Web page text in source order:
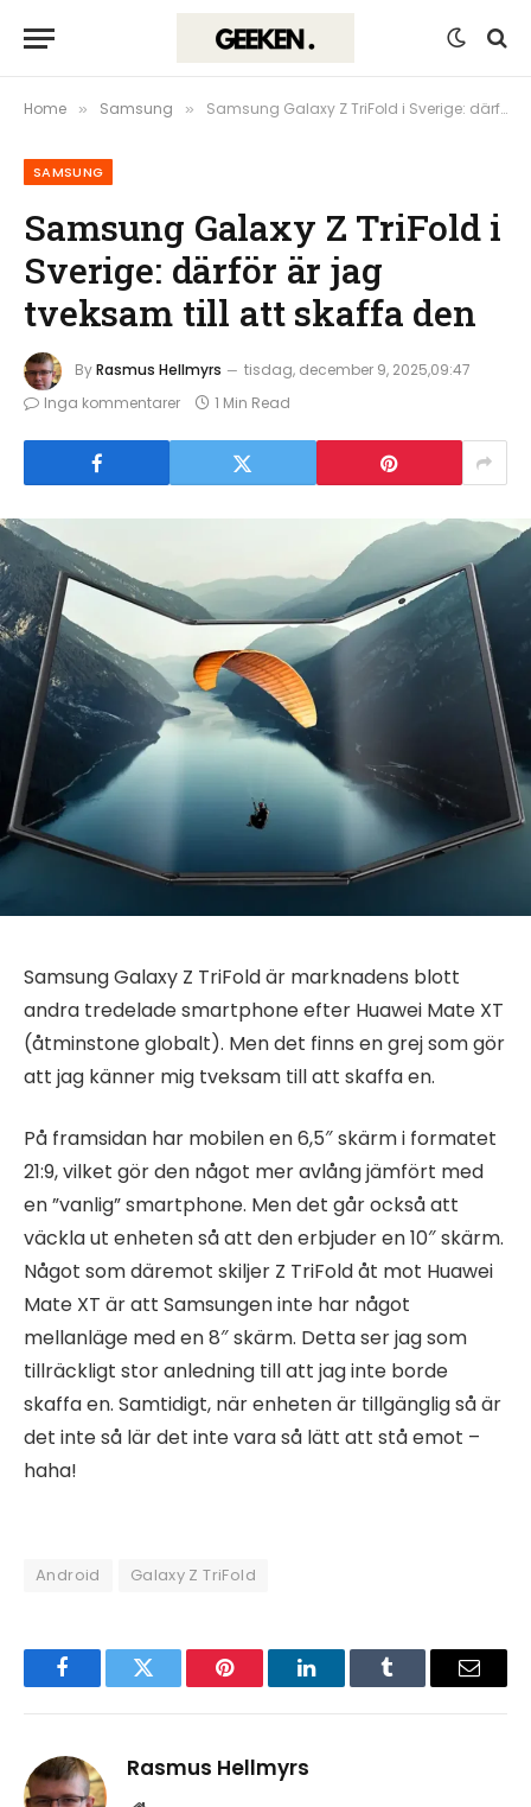
Home » Samsung » Samsung Galaxy Z TriFold i Sverige: därför är jag tveksam till att skaffa den
SAMSUNG
Samsung Galaxy Z TriFold i
Sverige: därför är jag
tveksam till att skaffa den
ByRasmus Hellmyrs
tisdag, december 9, 2025,09:47
Inga kommentarer
1 Min Read
Samsung Galaxy Z TriFold är marknadens blott
andra tredelade smartphone efter Huawei Mate XT
(åtminstone globalt). Men det finns en grej som gör
att jag känner mig tveksam till att skaffa en.
På framsidan har mobilen en 6,5″ skärm i formatet
21:9, vilket gör den något mer avlång jämfört med
en ”vanlig” smartphone. Men det går också att
väckla ut enheten så att den erbjuder en 10″ skärm.
Något som däremot skiljer Z TriFold åt mot Huawei
Mate XT är att Samsungen inte har något
mellanläge med en 8″ skärm. Detta ser jag som
tillräckligt stor anledning till att jag inte borde
skaffa en. Samtidigt, när enheten är tillgänglig så är
det inte så lär det inte vara så lätt att stå emot –
haha!
Android Galaxy Z TriFold
FacebookTwitter Pinterest LinkedInTumblr Email
Rasmus Hellmyrs